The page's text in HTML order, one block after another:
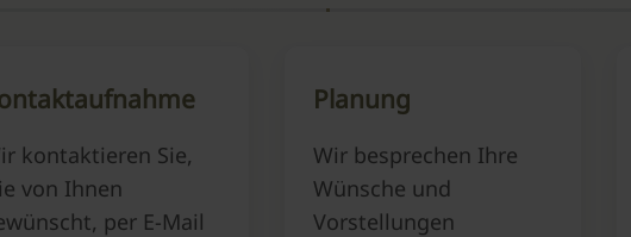
kontaktieren Sie,
von Ihnen
per E-Mail
Planung
Wir besprechen Ihre
Wünsche und
Vorstellungen